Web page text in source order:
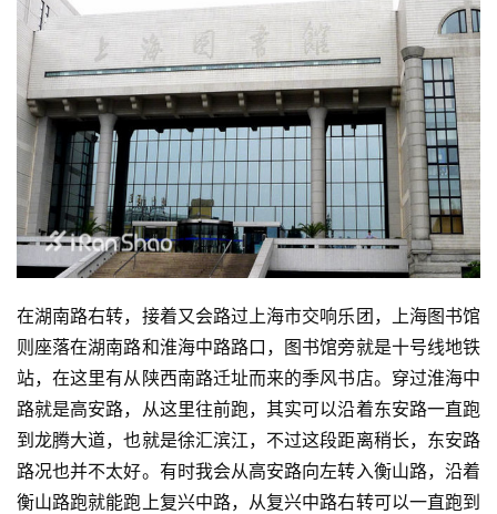
在湖南路右转，接着又会路过上海市交响乐团，上海图书馆
则座落在湖南路和淮海中路路口，图书馆旁就是十号线地铁
站，在这里有从陕西南路迁址而来的季风书店。穿过淮海中
路就是高安路，从这里往前跑，其实可以沿着东安路一直跑
到龙腾大道，也就是徐汇滨江，不过这段距离稍长，东安路
路况也并不太好。有时我会从高安路向左转入衡山路，沿着
衡山路跑就能跑上复兴中路，从复兴中路右转可以一直跑到